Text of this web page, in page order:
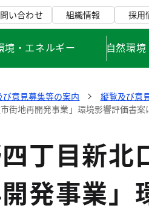
い合わせ 組織情報 採用
境・エネルギー 自然環境
び意見募集等の案内
縦覧及び意
街地再開発事業」環境影響評価書案
四丁目新北
発事業」